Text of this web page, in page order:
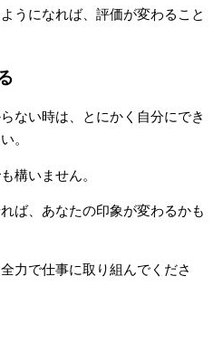
うになれば、評価が変わること
ない時は、とにかく自分にでき
。
構いません。
ば、あなたの印象が変わるかも
力で仕事に取り組んでくださ